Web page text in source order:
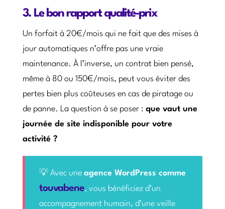
3. Le bon rapport qualité-prix
Un forfait à 20€/mois qui ne fait que des mises à
jour automatiques n’offre pas une vraie
maintenance. À l’inverse, un contrat bien pensé,
même à 80 ou 150€/mois, peut vous éviter des
pertes bien plus coûteuses en cas de piratage ou
de panne. La question à se poser : que vaut une
journée de site indisponible pour votre
activité ?
💡 Avec une agence WordPress comme
touvabene, vous bénéficiez d’un
accompagnement humain, d’une veille